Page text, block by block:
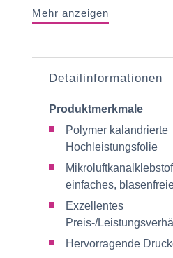
Mehr anzeigen
Detailinformationen
Produktmerkmale
Polymer kalandrierte
Hochleistungsfolie
einfaches,
Exzellentes
Preis-/
Hervorragende